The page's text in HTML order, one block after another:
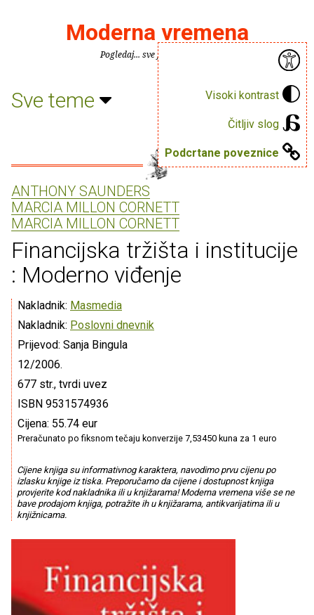
Visoki kontrast
Čitljiv slog
Podcrtane poveznice
Moderna vremena
Pogledaj... sve je puno knjiga.
Sve teme
ANTHONY SAUNDERS
MARCIA MILLON CORNETT
MARCIA MILLON CORNETT
Financijska tržišta i institucije
: Moderno viđenje
Nakladnik: Masmedia
Nakladnik: Poslovni dnevnik
Prijevod: Sanja Bingula
12/2006.
677 str., tvrdi uvez
ISBN 9531574936
Cijena: 55.74 eur
Preračunato po fiksnom tečaju konverzije 7,53450 kuna za 1 euro
Cijene knjiga su informativnog karaktera, navodimo prvu cijenu po
izlasku knjige iz tiska. Preporučamo da cijene i dostupnost knjiga
provjerite kod nakladnika ili u knjižarama! Moderna vremena više se ne
bave prodajom knjiga, potražite ih u knjižarama, antikvarijatima ili u
knjižnicama.